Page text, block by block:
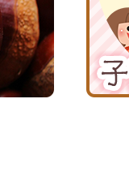
て
応
援